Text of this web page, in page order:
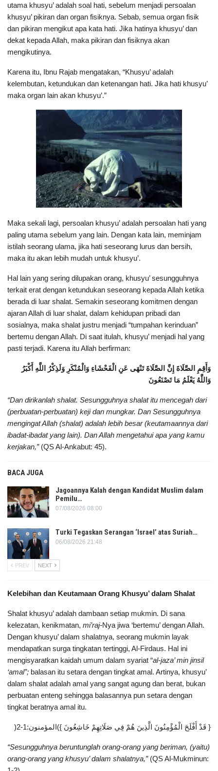
utama khusyu’ adalah soal hati, sebelum menjadi persoalan
khusyu’ pikiran dan organ fisiknya. Sebab, semua organ fisik
dan pikiran mengikut apa kata hati. Jika hatinya khusyu’ dan
dekat kepada Allah, maka pikiran dan fisiknya akan
mengikutinya.
Karena itu, Ibnu Rajab mengatakan, “Khusyu’ adalah
kelembutan, ketundukan dan ketenangan hati. Jika hati khusyu’
maka organ lain akan khusyu’.”
Maka sekali lagi, persoalan khusyu’ adalah persoalan hati yang
paling utama sebelum yang lain. Dengan kata lain, meminjam
istilah seorang ulama, jika hati seseorang lurus dan bersih,
maka itu akan lebih mudah untuk khusyu’.
Hal lain yang sering dilupakan orang, khusyu’ sesungguhnya
terkait erat dengan ketundukan seseorang kepada Allah ketika
berada di luar shalat. Semakin seseorang komitmen dengan
ajaran Allah di luar shalat, dalam kehidupan pribadi dan
sosialnya, maka shalat justru menjadi “tumpahan kerinduan”
bertemu dengan Allah. Di saat itulah, khusyu’ menjadi hal yang
pasti terjadi. Karena itu Allah berfirman:
وَأَقِمِ الصَّلَاةَ إِنَّ الصَّلَاةَ تَنْهَى عَنِ الْفَحْشَاءِ وَالْمُنْكَرِ وَلَذِكْرُ اللَّهِ أَكْبَرُ
وَاللَّهُ يَعْلَمُ مَا تَصْنَعُونَ
“Dan dirikanlah shalat. Sesungguhnya shalat itu mencegah dari
(perbuatan-perbuatan) keji dan mungkar. Dan Sesungguhnya
mengingat Allah (shalat) adalah lebih besar (keutamaannya dari
ibadat-ibadat yang lain). Dan Allah mengetahui apa yang kamu
kerjakan,”(QS Al-Ankabut: 45).
BACA JUGA
Jagoannya Kalah dengan Kandidat Muslim dalam
Pemilu…
07/08/2026 08:00
Turki Tegaskan Serangan ‘Israel’ atas Suriah…
06/08/2026 21:48
PREV NEXT
Kelebihan dan Keutamaan Orang Khusyu’ dalam Shalat
Shalat khusyu’ adalah dambaan setiap mukmin. Di sana
kelezatan, kenikmatan, mi’raj-Nya jiwa ‘bertemu’ dengan Allah.
Dengan khusyu’ dalam shalatnya, seorang mukmin layak
mendapatkan surga tingkatan tertinggi, Al-Firdaus. Hal ini
mengisyaratkan kaidah umum dalam syariat “al-jaza’ min jinsil
‘amal”; balasan itu setara dengan tingkat amal. Artinya, khusyu’
dalam shalat adalah amal yang sangat agung dan berat, bukan
perbuatan enteng sehingga balasannya pun setara dengan
tingkat beratnya amal itu.
{ قَدْ أَفْلَحَ الْمُؤْمِنُونَ الَّذِينَ هُمْ فِي صَلَاتِهِمْ خَاشِعُونَ })المؤمنون:1-2(
“Sesungguhnya beruntunglah orang-orang yang beriman, (yaitu)
orang-orang yang khusyu’ dalam shalatnya,” (QS Al-Mukminun: